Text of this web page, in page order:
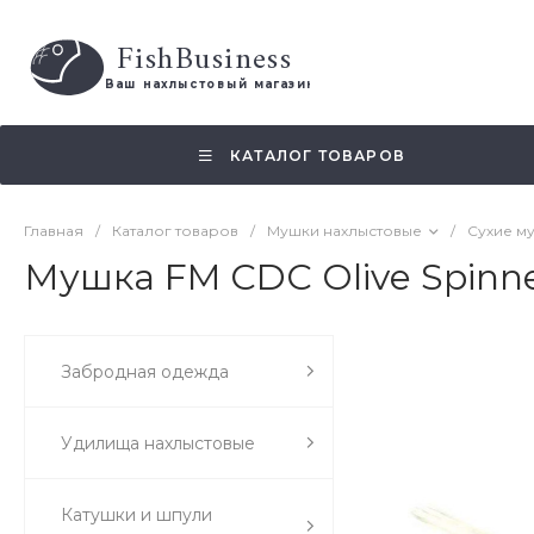
FishBusiness
Ваш нахлыстовый магазин
КАТАЛОГ ТОВАРОВ
Главная / Каталог товаров / Мушки нахлыстовые / Сухие
Мушка FM CDC Olive
Забродная одежда
Удилища нахлыстовые
Катушки и шпули